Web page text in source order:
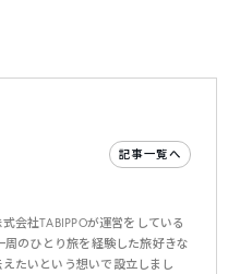
記事一覧へ
会社TABIPPOが運営をしている
周のひとり旅を経験した旅好きな
たいという想いで設立しまし